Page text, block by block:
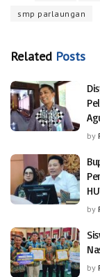
smp parlaungan
Related Posts
by
by
by